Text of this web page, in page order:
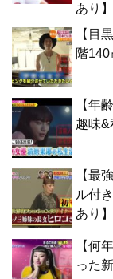
あり】
【目
階140
【年
趣味&
【最
ル付
あり】
【何
った